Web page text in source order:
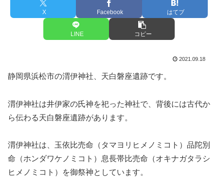
X Facebook はてブ
LINE コピー
2021.09.18
静岡県浜松市の渭伊神社、天白磐座遺跡です。
渭伊神社は井伊家の氏神を祀った神社で、背後には古代か
ら伝わる天白磐座遺跡があります。
渭伊神社は、玉依比売命（タマヨリヒメノミコト）品陀別
命（ホンダワケノミコト）息長帯比売命（オキナガタラシ
ヒメノミコト）を御祭神としています。